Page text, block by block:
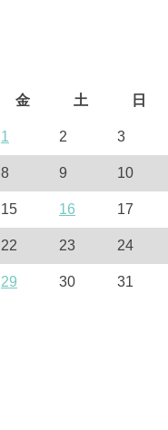
金 土 日
1 2 3
8 9 10
15 16 17
22 23 24
29 30 31